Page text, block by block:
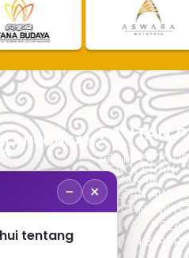
Presint 5,
PAUTAN
APLIKASI
PEROLEHAN
SEMAKAN
PAUTAN AWAM
PAUTAN
PAUTAN
ADUAN &
− ×
tentang